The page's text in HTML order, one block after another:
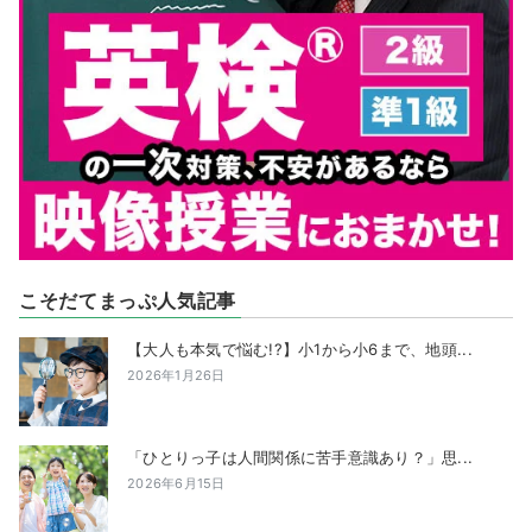
こそだてまっぷ人気記事
【大人も本気で悩む!?】小1から小6まで、地頭...
2026年1月26日
「ひとりっ子は人間関係に苦手意識あり？」思...
2026年6月15日